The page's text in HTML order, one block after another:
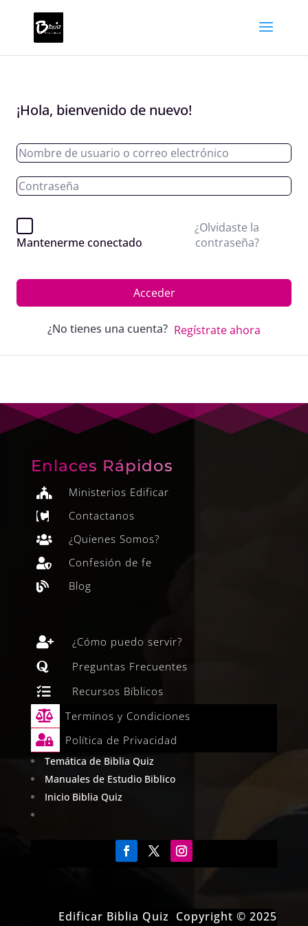
¡Hola, bienvenido de nuevo!
Mantenerme conectado
¿Olvidaste la
contraseña?
Acceder
¿No tienes una cuenta? Regístrate ahora
Enlaces Rápidos
 Ministerios Edificar
 Contactanos
 ¿Quienes Somos?
 Confesión de fe
 Blog
 ¿Cómo puedo servir?
 Preguntas Frecuentes
 Recursos Bíblicos
 Terminos y Condiciones
 Política de Privacidad
Temática de Biblia Quiz
Manuales de Estudio Biblico
Inicio Biblia Quiz
Edificar Biblia Quiz Copyright © 2025